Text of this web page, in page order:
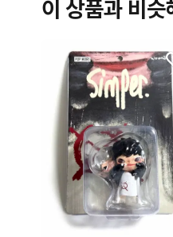
이 상품과 비슷